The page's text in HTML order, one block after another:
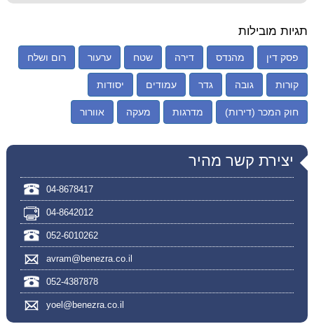
תגיות מובילות
פסק דין מהנדס דירה שטח ערעור רום ושלח
קורות גובה גדר עמודים יסודות
חוק המכר (דירות) מדרגות מעקה אוורור
יצירת קשר מהיר
04-8678417
04-8642012
052-6010262
avram@benezra.co.il
052-4387878
yoel@benezra.co.il